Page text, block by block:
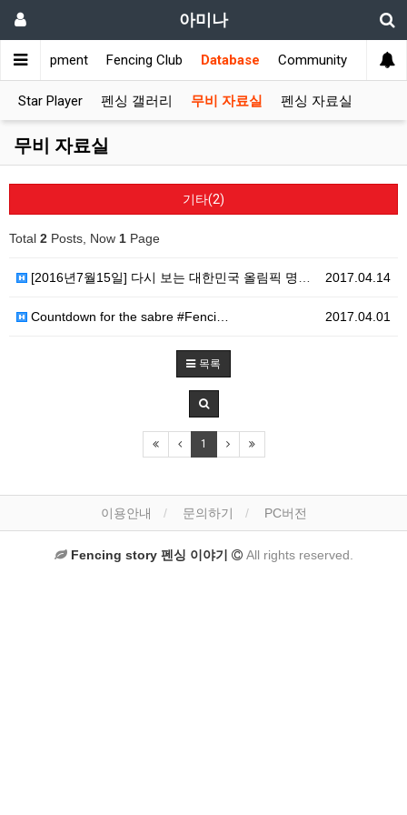
아미나
Equipment Fencing Club Database Community
Star Player 펜싱 갤러리 무비 자료실 펜싱 자료실
무비 자료실
기타(2)
Total 2 Posts, Now 1 Page
2017.04.14
[2016년7월15일] 다시 보는 대한민국 올림픽 명승…
2017.04.01
Countdown for the sabre #Fenci…
목록
1
이용안내 문의하기 PC버전
Fencing story 펜싱 이야기 All rights reserved.